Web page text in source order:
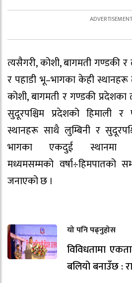
त्यसैगरी, कोशी, बागमती गण्डकी र
र पहाडी भू–भागका केही
कोशी, बागमती र गण्डकी प्रदेशका
सुदूरपश्चिम प्रदेशको हिमाली
स्थानहरू साथै लुम्बिनी र
भागका एकदुई स्थानमा
मध्यमसम्मको वर्षा÷हिमपातको
जनाएको छ ।
यो पनि पढ्नुहोस
विविधतामा
बलियो बनाउँछ :